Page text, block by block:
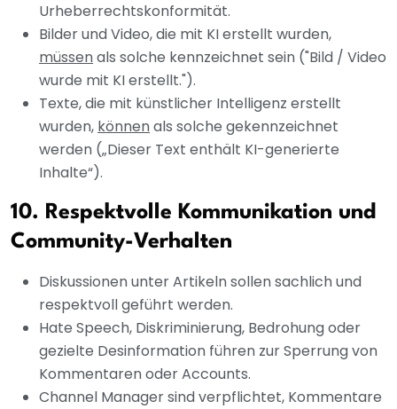
Urheberrechtskonformität.
Bilder und Video, die mit KI erstellt wurden,
müssenals solche kennzeichnet sein ("Bild / Video
wurde mit KI erstellt.").
Texte, die mit künstlicher Intelligenz erstellt
wurden, könnenals solche gekennzeichnet
werden („Dieser Text enthält KI-generierte
Inhalte“).
10. Respektvolle Kommunikation und
Community-Verhalten
Diskussionen unter Artikeln sollen sachlich und
respektvoll geführt werden.
Hate Speech, Diskriminierung, Bedrohung oder
gezielte Desinformation führen zur Sperrung von
Kommentaren oder Accounts.
Channel Manager sind verpflichtet, Kommentare